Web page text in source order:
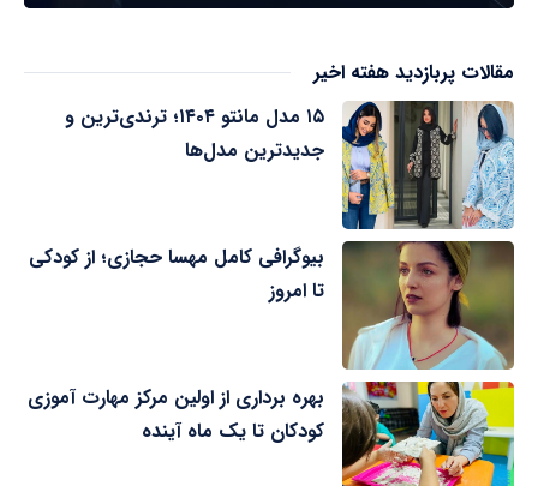
مقالات پربازدید هفته اخیر
۱۵ مدل مانتو ۱۴۰۴؛ ترندی‌ترین و
جدیدترین مدل‌ها
بیوگرافی کامل مهسا حجازی؛ از کودکی
تا امروز
بهره برداری از اولین مرکز مهارت آموزی
کودکان تا یک ماه آینده